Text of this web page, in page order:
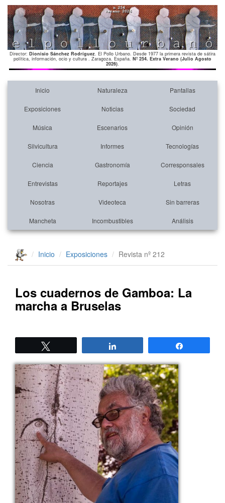
Director: Dionisio Sánchez Rodríguez. El Pollo Urbano. Desde 1977 la primera revista de sátira
política, información, ocio y cultura . Zaragoza. España. Nº 254. Extra Verano (Julio Agosto
2026).
Inicio Naturaleza Pantallas
Exposiciones Noticias Sociedad
Música Escenarios Opinión
Silvicultura Informes Tecnologías
Ciencia Gastronomía Corresponsales
Entrevistas Reportajes Letras
Nosotras Videoteca Sin barreras
Mancheta Incombustibles Análisis
Inicio Exposiciones Revista nº 212
Los cuadernos de Gamboa: La
marcha a Bruselas